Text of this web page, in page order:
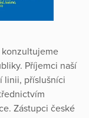
konzultujeme
Příjemci naší
linii, příslušníci
Zástupci české